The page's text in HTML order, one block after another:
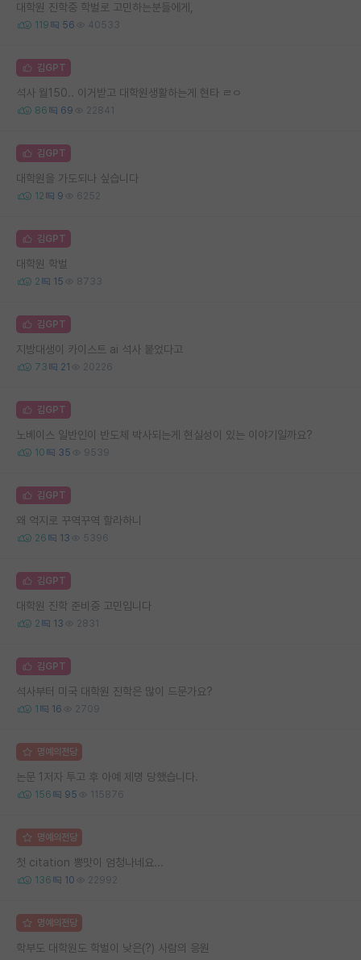
대학원 진학중 학벌로 고민하는분들에게,
119 56 40533
김GPT
석사 월150.. 이거받고 대학원생활하는게 현타 ㄹㅇ
86 69 22841
김GPT
대학원을 가도되나 싶습니다
12 9 6252
김GPT
대학원 학벌
2 15 8733
김GPT
지방대생이 카이스트 ai 석사 붙었다고
73 21 20226
김GPT
노베이스 일반인이 반도체 박사되는게 현실성이 있는 이야기일까요?
10 35 9539
김GPT
왜 억지로 꾸역꾸역 할라하니
26 13 5396
김GPT
대학원 진학 준비중 고민입니다
2 13 2831
김GPT
석사부터 미국 대학원 진학은 많이 드문가요?
1 16 2709
명예의전당
논문 1저자 투고 후 아예 제명 당했습니다.
156 95 115876
명예의전당
첫 citation 뽕맛이 엄청나네요...
136 10 22992
명예의전당
학부도 대학원도 학벌이 낮은(?) 사람의 응원